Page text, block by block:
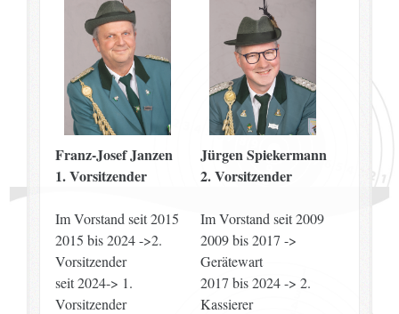
Franz-Josef Janzen
1. Vorsitzender
Im Vorstand seit 2015
2015 bis 2024 ->2.
Vorsitzender
seit 2024-> 1.
Vorsitzender
Jürgen Spiekermann
2.Vorsitzender
Im Vorstand seit 2009
2009 bis 2017 ->
Gerätewart
2017 bis 2024 -> 2.
Kassierer